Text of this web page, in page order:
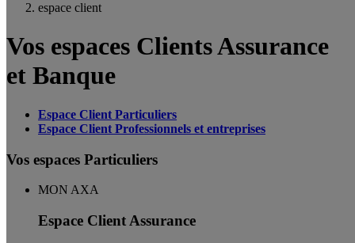
espace client
Vos espaces Clients Assurance
et Banque
Espace Client Particuliers
Espace Client Professionnels et entreprises
Vos espaces Particuliers
MON AXA
Espace Client Assurance